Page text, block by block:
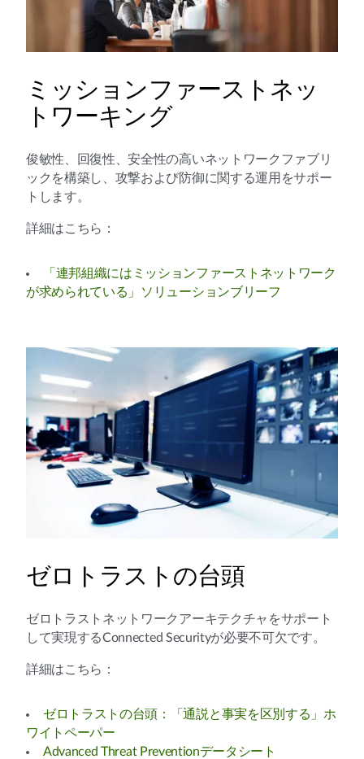
ミッションファーストネッ
トワーキング
俊敏性、回復性、安全性の高いネットワークファブリ
ックを構築し、攻撃および防御に関する運用をサポー
トします。
詳細はこちら：
「連邦組織にはミッションファーストネットワーク
が求められている」ソリューションブリーフ
ゼロトラストの台頭
ゼロトラストネットワークアーキテクチャをサポート
して実現するConnected Securityが必要不可欠です。
詳細はこちら：
ゼロトラストの台頭：「通説と事実を区別する」ホ
ワイトペーパー
Advanced Threat Preventionデータシート